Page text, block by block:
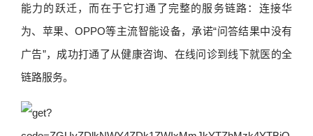
能力的跃迁，而在于它打通了完整的服务链路：连接华
为、苹果、OPPO等主流智能设备，承诺“问答结果中没有
广告”，成功打通了从健康咨询、在线问诊到线下就医的全
链路服务。